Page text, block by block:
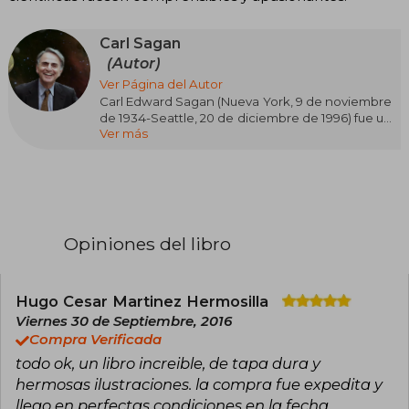
Carl Sagan
(Autor)
Ver Página del Autor
Carl Edward Sagan (Nueva York, 9 de noviembre
de 1934-Seattle, 20 de diciembre de 1996) fue un
astrónomo, astrofísico, cosmólogo,
Duncan de Astronomía y Ciencias del Espacio,
Fue un defensor del pensamiento escéptico
científico y del método científico, pionero de la
exobiología, promotor de la búsqueda de
inteligencia extraterrestre a través del proyecto
SETI. Impulsó el envío de mensajes a bordo de
sondas espaciales, destinados a informar a
Ver más
Opiniones del libro
Hugo Cesar Martinez Hermosilla
Viernes 30 de Septiembre, 2016
Compra Verificada
todo ok, un libro increible, de tapa dura y
hermosas ilustraciones. la compra fue expedita y